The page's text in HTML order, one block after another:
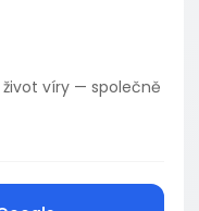
víry — společně